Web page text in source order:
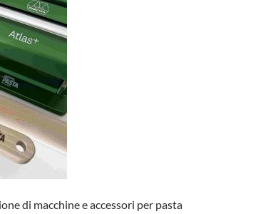
di macchine e accessori per pasta